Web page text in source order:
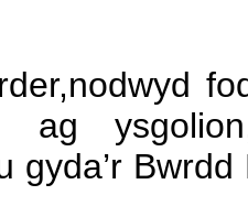
ag
gyda’r